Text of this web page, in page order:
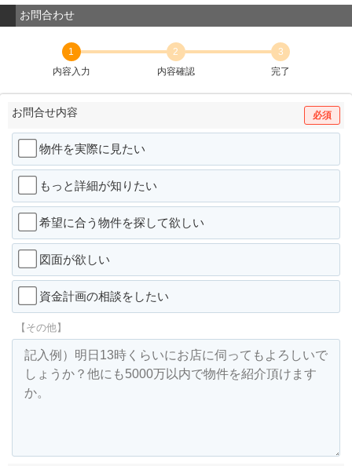
お問合わせ
1
内容入力
2
内容確認
3
完了
お問合せ内容 必須
物件を実際に見たい
もっと詳細が知りたい
希望に合う物件を探して欲しい
図面が欲しい
資金計画の相談をしたい
【その他】